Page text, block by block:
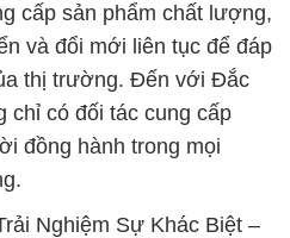
cấp sản phẩm chất lượng,
và đổi mới liên tục để đáp
thị trường. Đến với Đắc
chỉ có đối tác cung cấp
đồng hành trong mọi
Nghiệm Sự Khác Biệt –